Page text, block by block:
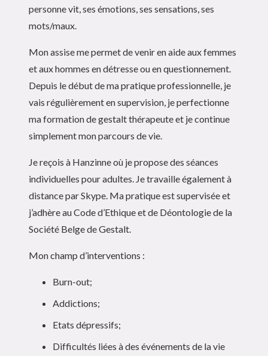
personne vit, ses émotions, ses sensations, ses
mots/maux.
Mon assise me permet de venir en aide aux femmes
et aux hommes en détresse ou en questionnement.
Depuis le début de ma pratique professionnelle, je
vais régulièrement en supervision, je perfectionne
ma formation de gestalt thérapeute et je continue
simplement mon parcours de vie.
Je reçois à Hanzinne où je propose des séances
individuelles pour adultes. Je travaille également à
distance par Skype. Ma pratique est supervisée et
j’adhère au Code d’Ethique et de Déontologie de la
Société Belge de Gestalt.
Mon champ d’interventions :
Burn-out;
Addictions;
Etats dépressifs;
Difficultés liées à des événements de la vie